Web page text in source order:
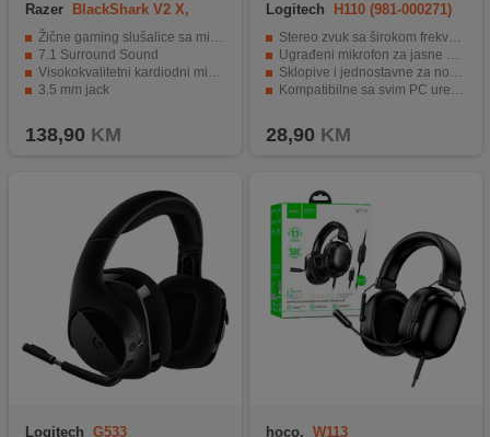
Razer
BlackShark V2 X,
Green
Žične gaming slušalice sa mikrofonom
7.1 Surround Sound
Visokokvalitetni kardiodni mikrofon
3.5 mm jack
138,90 KM
Logitech H110 (981-000271)
Stereo zvuk sa širokom frekvencijom
Ugrađeni mikrofon za jasne pozive
Sklopive i jednostavne za nošenje
Kompatibilne sa svim PC uređajima
28,90 KM
Logitech G533 hoco. W113